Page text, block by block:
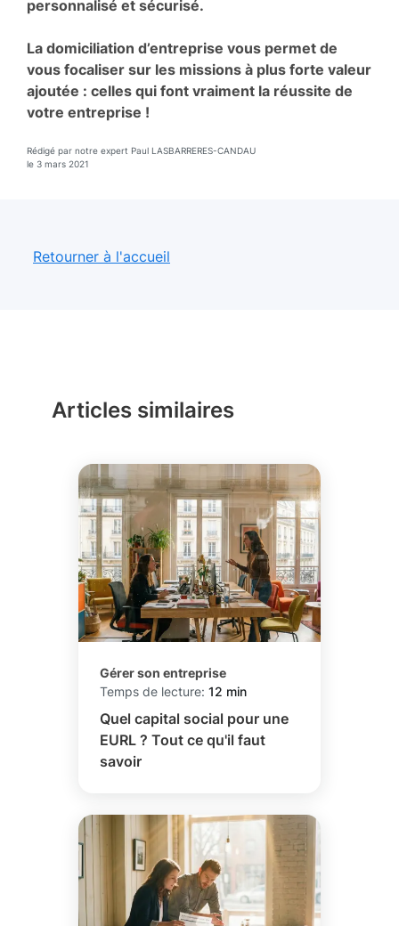
personnalisé et sécurisé.
La domiciliation d’entreprise vous permet de
vous focaliser sur les missions à plus forte valeur
ajoutée : celles qui font vraiment la réussite de
votre entreprise !
Rédigé par notre expert Paul LASBARRERES-CANDAU
le 3 mars 2021
Retourner à l'accueil
Articles similaires
Gérer son entreprise
Temps de lecture: 12 min
Quel capital social pour une
EURL ? Tout ce qu'il faut
savoir